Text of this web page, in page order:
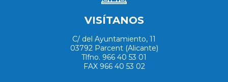
VISÍTANOS
C/ del Ayuntamiento, 11
03792 Parcent (Alicante)
Tlfno. 966 40 53 01
FAX 966 40 53 02